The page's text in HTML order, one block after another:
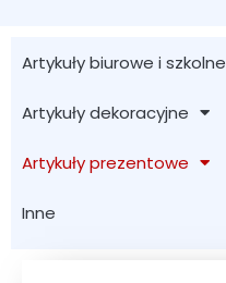
Artykuły biurowe i szkolne
Artykuły dekoracyjne
Artykuły prezentowe
Inne